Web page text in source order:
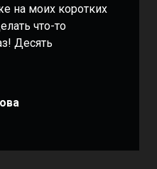
на моих коротких
что-то
Десять